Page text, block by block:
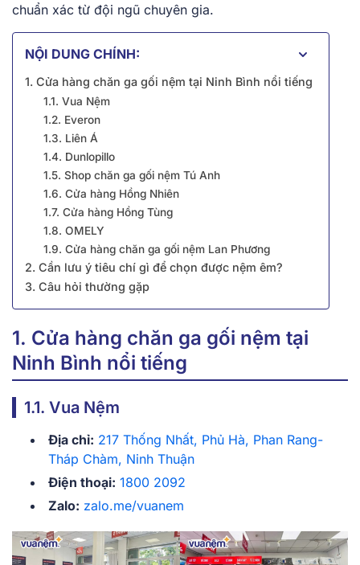
chuẩn xác từ đội ngũ chuyên gia.
NỘI DUNG CHÍNH:
1. Cửa hàng chăn ga gối nệm tại Ninh Bình nổi tiếng
1.1. Vua Nệm
1.2. Everon
1.3. Liên Á
1.4. Dunlopillo
1.5. Shop chăn ga gối nệm Tú Anh
1.6. Cửa hàng Hồng Nhiên
1.7. Cửa hàng Hồng Tùng
1.8. OMELY
1.9. Cửa hàng chăn ga gối nệm Lan Phương
2. Cần lưu ý tiêu chí gì để chọn được nệm êm?
3. Câu hỏi thường gặp
1. Cửa hàng chăn ga gối nệm tại
Ninh Bình nổi tiếng
1.1. Vua Nệm
Địa chỉ: 217 Thống Nhất, Phủ Hà, Phan Rang-
Tháp Chàm, Ninh Thuận
Điện thoại: 1800 2092
Zalo: zalo.me/vuanem